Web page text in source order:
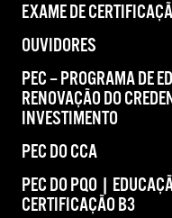
EXAME DE
OUVIDORES
PEC – PROGRAMA DE
RENOVAÇÃO DO
INVESTIMENTO
PEC DO CCA
PEC DO PQO |
CERTIFICAÇÃO B3